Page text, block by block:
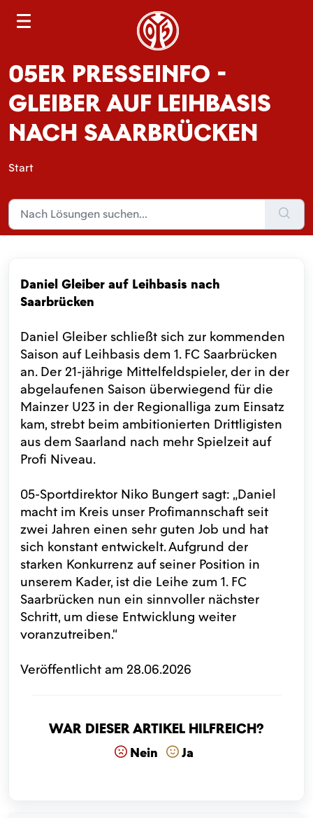
05ER PRESSEINFO -
GLEIBER AUF LEIHBASIS
NACH SAARBRÜCKEN
Start
Daniel Gleiber auf Leihbasis nach
Saarbrücken
Daniel Gleiber schließt sich zur kommenden
Saison auf Leihbasis dem 1. FC Saarbrücken
an. Der 21-jährige Mittelfeldspieler, der in der
abgelaufenen Saison überwiegend für die
Mainzer U23 in der Regionalliga zum Einsatz
kam, strebt beim ambitionierten Drittligisten
aus dem Saarland nach mehr Spielzeit auf
Profi Niveau.
05-Sportdirektor Niko Bungert sagt: „Daniel
macht im Kreis unser Profimannschaft seit
zwei Jahren einen sehr guten Job und hat
sich konstant entwickelt. Aufgrund der
starken Konkurrenz auf seiner Position in
unserem Kader, ist die Leihe zum 1. FC
Saarbrücken nun ein sinnvoller nächster
Schritt, um diese Entwicklung weiter
voranzutreiben.“
Veröffentlicht am 28.06.2026
War dieser Artikel hilfreich?
Nein Ja